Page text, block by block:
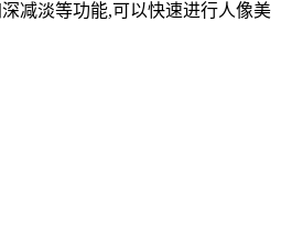
减淡等功能,可以快速进行人像美